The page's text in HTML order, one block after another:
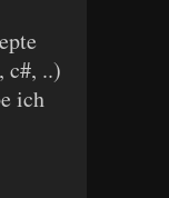
c#, ..)
ich